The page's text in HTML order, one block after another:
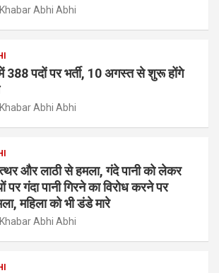
Khabar Abhi Abhi
में 388 पदों पर भर्ती, 10 अगस्त से शुरू होंगे
Khabar Abhi Abhi
और लाठी से हमला, गंदे पानी को लेकर
पर गंदा पानी गिरने का विरोध करने पर
महिला को भी डंडे मारे
Khabar Abhi Abhi